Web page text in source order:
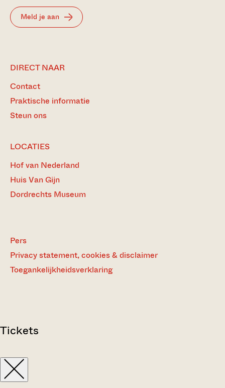
Meld je aan
DIRECT NAAR
Contact
Praktische informatie
Steun ons
LOCATIES
Hof van Nederland
Huis Van Gijn
Dordrechts Museum
Pers
Privacy statement, cookies & disclaimer
Toegankelijkheidsverklaring
Tickets